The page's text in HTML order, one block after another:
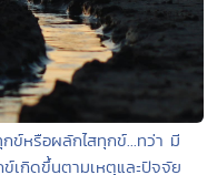
ข์หรือผลักไสทุกข์...ทว่า มี
เกิดขึ้นตามเหตุและปัจจัย